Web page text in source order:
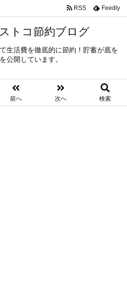
トコ節約ブログ
生活費を徹底的に節約！貯蓄が底を
公開しています。
前へ 次へ 検索
RSS Feedly